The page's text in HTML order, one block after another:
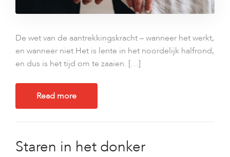
De wet van de aantrekkingskracht – wanneer het werkt,
en wanneer niet Het is lente in het noordelijk halfrond,
en dus is het tijd om te zaaien. […]
Read more
Staren in het donker